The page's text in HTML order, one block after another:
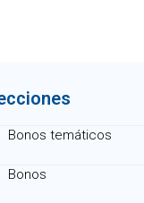
Bonos temáticos
Bonos